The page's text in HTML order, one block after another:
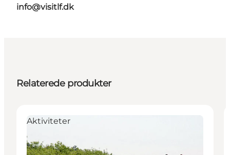
info@visitlf.dk
Relaterede produkter
Aktiviteter